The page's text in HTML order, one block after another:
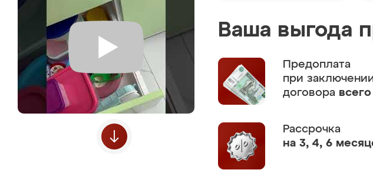
Ваша выгода
Предоплата
при
договора
Рассрочка
на 3, 4, 6